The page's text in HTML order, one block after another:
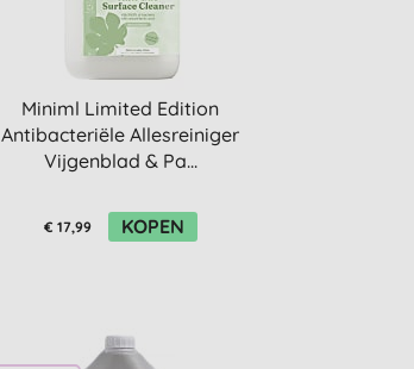
Miniml Limited Edition
Antibacteriële Allesreiniger
Vijgenblad & Pa...
€ 17,99 KOPEN